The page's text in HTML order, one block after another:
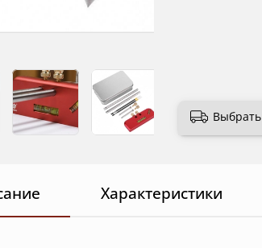
Выбрать
Характеристики